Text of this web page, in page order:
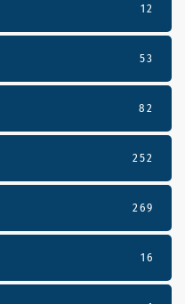
12
53
82
252
269
16